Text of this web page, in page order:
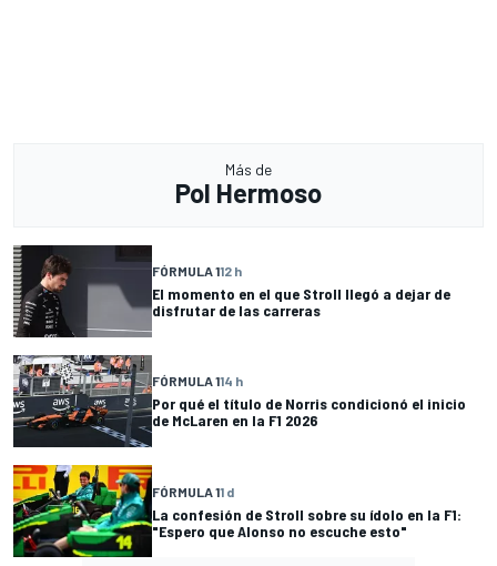
Más de
Pol Hermoso
FÓRMULA 112 h
El momento en el que Stroll llegó a dejar de
disfrutar de las carreras
FÓRMULA 114 h
Por qué el título de Norris condicionó el inicio
de McLaren en la F1 2026
FÓRMULA 11 d
La confesión de Stroll sobre su ídolo en la F1:
"Espero que Alonso no escuche esto"